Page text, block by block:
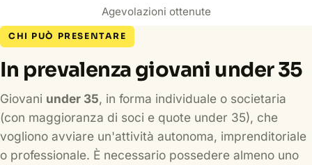
Agevolazioni ottenute
CHI PUÒ PRESENTARE
In prevalenza giovani under 35
Giovani under 35, in forma individuale o societaria
(con maggioranza di soci e quote under 35), che
vogliono avviare un'attività autonoma, imprenditoriale
o professionale. È necessario possedere almeno uno